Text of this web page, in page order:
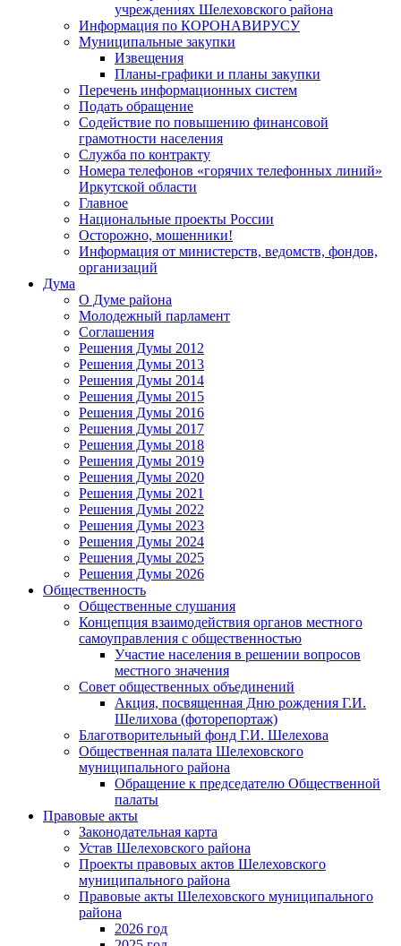
учреждениях Шелеховского района
Информация по КОРОНАВИРУСУ
Муниципальные закупки
Извещения
Планы-графики и планы закупки
Перечень информационных систем
Подать обращение
Содействие по повышению финансовой
грамотности населения
Служба по контракту
Номера телефонов «горячих телефонных линий»
Иркутской области
Главное
Национальные проекты России
Осторожно, мошенники!
Информация от министерств, ведомств, фондов,
организаций
Дума
О Думе района
Молодежный парламент
Соглашения
Решения Думы 2012
Решения Думы 2013
Решения Думы 2014
Решения Думы 2015
Решения Думы 2016
Решения Думы 2017
Решения Думы 2018
Решения Думы 2019
Решения Думы 2020
Решения Думы 2021
Решения Думы 2022
Решения Думы 2023
Решения Думы 2024
Решения Думы 2025
Решения Думы 2026
Общественность
Общественные слушания
Концепция взаимодействия органов местного
самоуправления с общественностью
Участие населения в решении вопросов
местного значения
Совет общественных объединений
Акция, посвященная Дню рождения Г.И.
Шелихова (фоторепортаж)
Благотворительный фонд Г.И. Шелехова
Общественная палата Шелеховского
муниципального района
Обращение к председателю Общественной
палаты
Правовые акты
Законодательная карта
Устав Шелеховского района
Проекты правовых актов Шелеховского
муниципального района
Правовые акты Шелеховского муниципального
района
2026 год